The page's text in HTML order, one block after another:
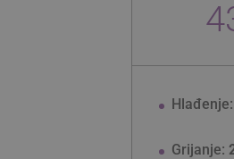
Grijanje: